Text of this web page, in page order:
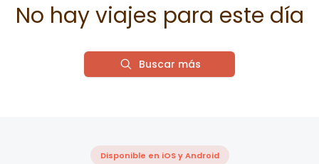
No hay viajes para este día
Buscar más
Disponible en iOS y Android